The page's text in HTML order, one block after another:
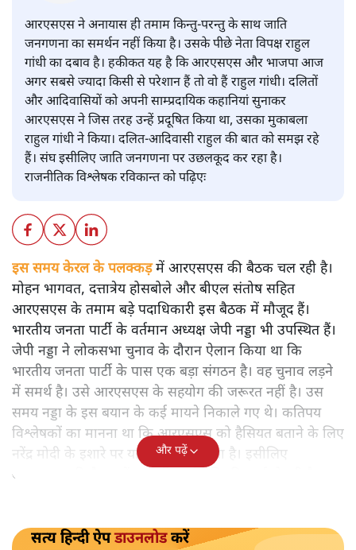
रविकान्त
आरएसएस ने अनायास ही तमाम किन्तु-परन्तु के साथ जाति
जनगणना का समर्थन नहीं किया है। उसके पीछे नेता विपक्ष राहुल
गांधी का दबाव है। हकीकत यह है कि आरएसएस और भाजपा आज
अगर सबसे ज्यादा किसी से परेशान हैं तो वो हैं राहुल गांधी। दलितों
और आदिवासियों को अपनी साम्प्रदायिक कहानियां सुनाकर
आरएसएस ने जिस तरह उन्हें प्रदूषित किया था, उसका मुकाबला
राहुल गांधी ने किया। दलित-आदिवासी राहुल की बात को समझ रहे
हैं। संघ इसीलिए जाति जनगणना पर उछलकूद कर रहा है।
राजनीतिक विश्लेषक रविकान्त को पढ़िएः
इस समय केरल के पलक्कड़
में आरएसएस की बैठक चल रही है।
मोहन भागवत, दत्तात्रेय होसबोले और बीएल संतोष सहित
जेपी नड्डा ने लोकसभा चुनाव के दौरान ऐलान किया था कि